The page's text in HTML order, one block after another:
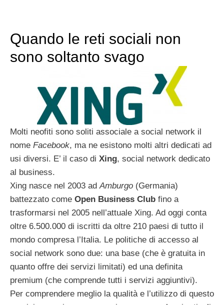
Quando le reti sociali non
sono soltanto svago
Molti neofiti sono soliti associale a social network il
nome Facebook, ma ne esistono molti altri dedicati ad
usi diversi. E’ il caso di Xing, social network dedicato
al business.
Xing nasce nel 2003 adAmburgo (Germania)
battezzato come Open Business Club fino a
trasformarsi nel 2005 nell’attuale Xing. Ad oggi conta
oltre 6.500.000 di iscritti da oltre 210 paesi di tutto il
mondo compresa l’Italia. Le politiche di accesso al
social network sono due: una base (che è gratuita in
quanto offre dei servizi limitati) ed una definita
premium (che comprende tutti i servizi aggiuntivi).
Per comprendere meglio la qualità e l’utilizzo di questo